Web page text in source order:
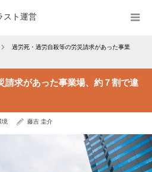
スト運営
過労死・過労自殺等の労災請求があった事業
請求があった事業場、約７割で違
境 藤吉 圭介